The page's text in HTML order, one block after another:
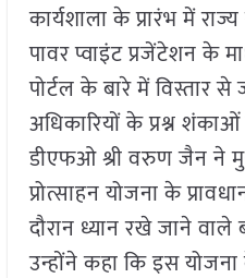
कार्यशाला के प्रारंभ में
पावर प्वाइंट प्रजेंटेशन के
पोर्टल के बारे में विस्तार
अधिकारियों के प्रश्न
डीएफओ श्री वरुण जैन ने
प्रोत्साहन योजना के
दौरान ध्यान रखे जाने वाले
उन्होंने कहा कि इस